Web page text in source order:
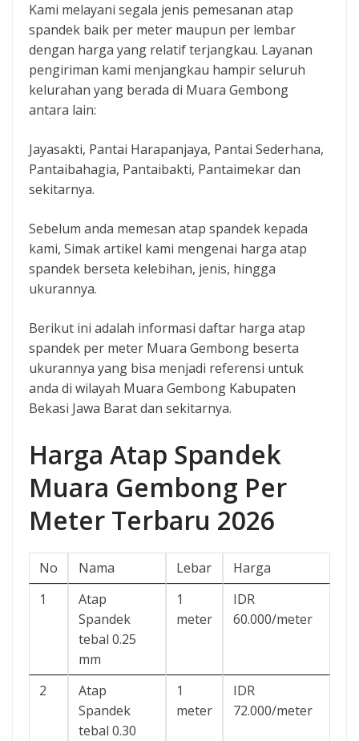
Kami melayani segala jenis pemesanan atap
spandek baik per meter maupun per lembar
dengan harga yang relatif terjangkau. Layanan
pengiriman kami menjangkau hampir seluruh
kelurahan yang berada di Muara Gembong
antara lain:
Jayasakti, Pantai Harapanjaya, Pantai Sederhana,
Pantaibahagia, Pantaibakti, Pantaimekar dan
sekitarnya.
Sebelum anda memesan atap spandek kepada
kami, Simak artikel kami mengenai harga atap
spandek berseta kelebihan, jenis, hingga
ukurannya.
Berikut ini adalah informasi daftar harga atap
spandek per meter Muara Gembong beserta
ukurannya yang bisa menjadi referensi untuk
anda di wilayah Muara Gembong Kabupaten
Bekasi Jawa Barat dan sekitarnya.
Harga Atap Spandek
Muara Gembong Per
Meter Terbaru 2026
No Nama Lebar
Harga
1
Atap
Spandek
tebal 0.25
mm
1
meter
IDR
60.000/meter
2
Atap
Spandek
tebal 0.30
1
meter
IDR
72.000/meter